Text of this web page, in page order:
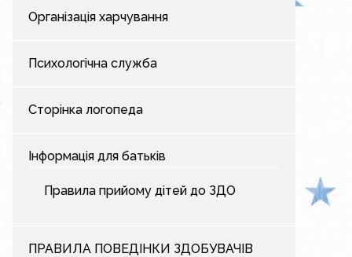
Організація харчування
Психологічна служба
Сторінка логопеда
Інформація для батьків
Правила прийому дітей до ЗДО
ПРАВИЛА ПОВЕДІНКИ ЗДОБУВАЧІВ